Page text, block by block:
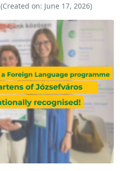
(Created on: June 17, 2026)